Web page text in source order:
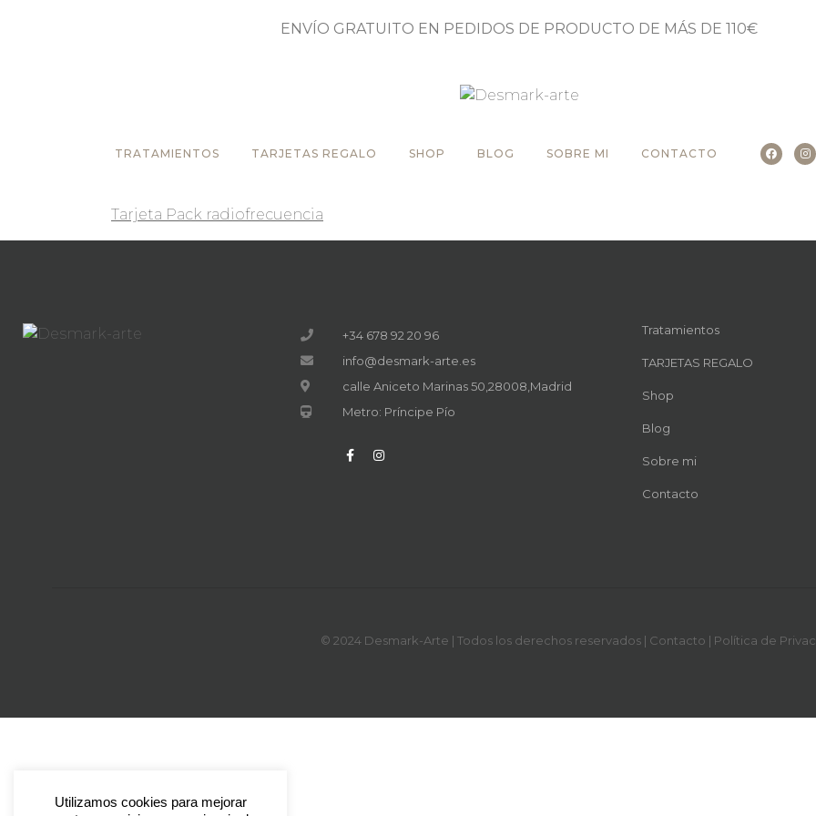
ENVÍO GRATUITO EN PEDIDOS DE PRODUCTO DE MÁS DE 110€
TRATAMIENTOS TARJETAS REGALO SHOP BLOG SOBRE MI CONTACTO
Tarjeta Pack radiofrecuencia
+34 678 92 20 96
info@desmark-arte.es
calle Aniceto Marinas 50,28008,Madrid
Metro: Príncipe Pío
Tratamientos
TARJETAS REGALO
Shop
Blog
Sobre mi
Contacto
© 2024 Desmark-Arte | Todos los derechos reservados | Contacto | Política de
Utilizamos cookies para mejorar